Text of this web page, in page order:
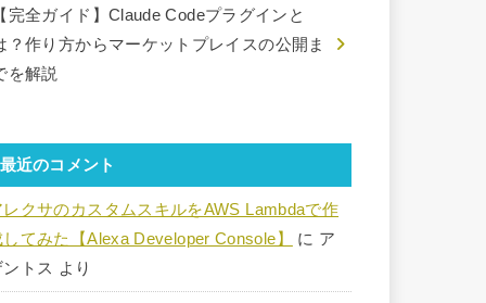
完全ガイド】Claude Codeプラグインと
？作り方からマーケットプレイスの公開ま
を解説
最近のコメント
レクサのカスタムスキルをAWS Lambdaで作
してみた【Alexa Developer Console】
に ア
ントス より